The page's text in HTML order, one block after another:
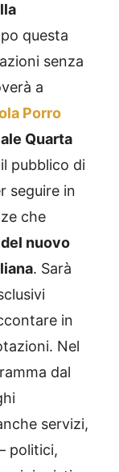
questa
senza
a
Porro
Quarta
pubblico di
seguire in
che
nuovo
. Sarà
in
Nel
dal
servizi,
politici,